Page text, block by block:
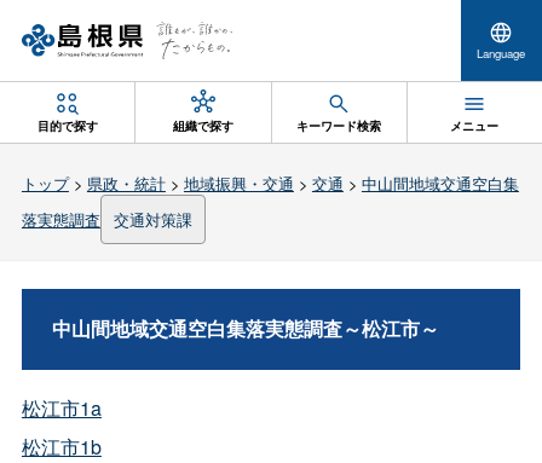
Language
目的で探す 組織で探す キーワード検索 メニュー
トップ> 県政・統計> 地域振興・交通 > 交通 > 中山間地域交通空白集
落実態調査
交通対策課
中山間地域交通空白集落実態調査～松江市～
松江市1a
松江市1b